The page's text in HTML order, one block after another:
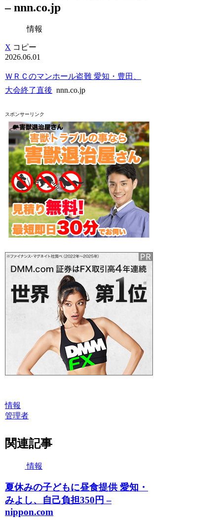
– nnn.co.jp
情報
X コピー
2026.06.01
ＷＲＣのマンホール盗難 愛知・豊田、
大会終了直後 nnn.co.jp
スポンサーリンク
情報
管理者
関連記事
情報
夏休みの子どもに昼食提供 愛知・
みよし、自己負担350円 –
nippon.com